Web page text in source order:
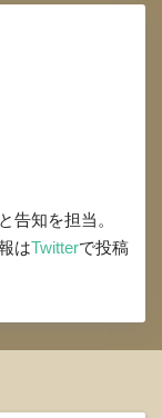
告知を担当。
はTwitterで投稿